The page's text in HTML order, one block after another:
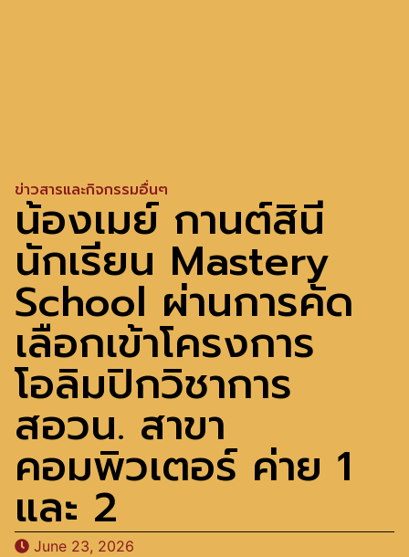
ข่าวสารและกิจกรรมอื่นๆ
น้องเมย์ กานต์สินี
นักเรียน Mastery
School ผ่านการคัด
เลือกเข้าโครงการ
โอลิมปิกวิชาการ
สอวน. สาขา
คอมพิวเตอร์ ค่าย 1
และ 2
June 23, 2026